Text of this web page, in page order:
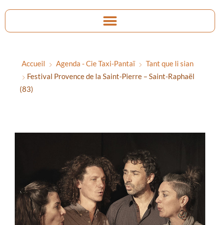
Accueil Agenda - Cie Taxi-Pantaï
Tant que li sian
Festival Provence de la Saint-Pierre – Saint-Raphaël
(83)